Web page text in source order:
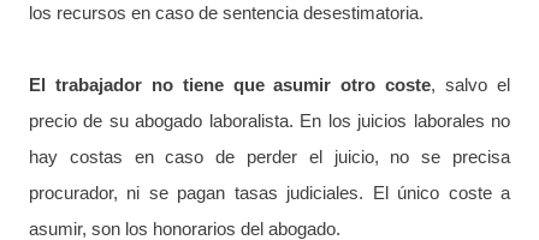
los recursos en caso de sentencia desestimatoria.
El trabajador no tiene que asumir otro coste, salvo el
precio de su abogado laboralista. En los juicios laborales no
hay costas en caso de perder el juicio, no se precisa
procurador, ni se pagan tasas judiciales. El único coste a
asumir, son los honorarios del abogado.